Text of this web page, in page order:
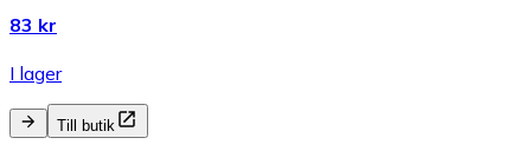
83 kr
I lager
Till butik